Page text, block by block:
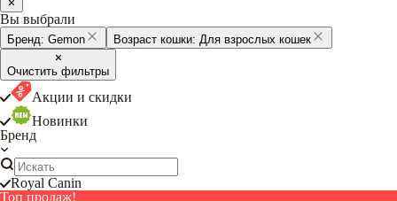
Вы выбрали
Бренд: Gemon Возраст кошки: Для взрослых кошек
Очистить фильтры
Акции и скидки
Новинки
Бренд
Royal Canin
Топ продаж!